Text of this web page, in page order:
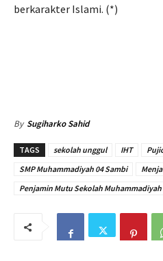
berkarakter Islami. (*)
By Sugiharko Sahid
TAGS sekolah unggul IHT
SMP Muhammadiyah 04 Sambi
Penjamin Mutu Sekolah